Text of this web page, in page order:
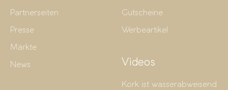
Partnerseiten
Presse
Märkte
News
Gutscheine
Werbeartikel
Videos
Kork ist wasserabweisend